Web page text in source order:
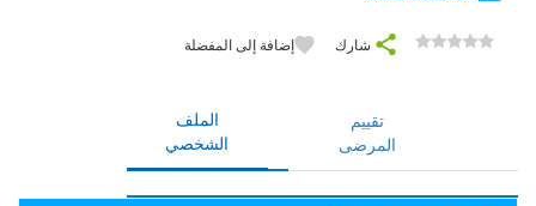
شارك إضافة إلى المفضلة
الملف
الشخصي
تقييم
المرضى